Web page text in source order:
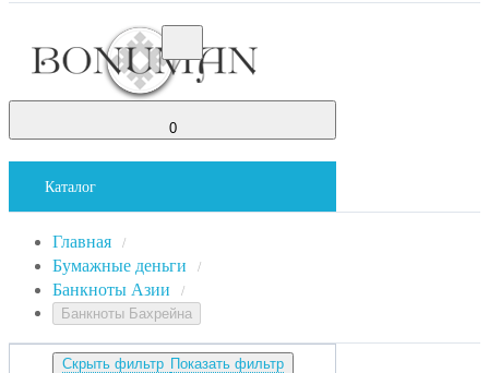
0
Каталог
Главная /
Бумажные деньги /
Банкноты Азии /
Банкноты Бахрейна
Скрыть фильтр Показать фильтр